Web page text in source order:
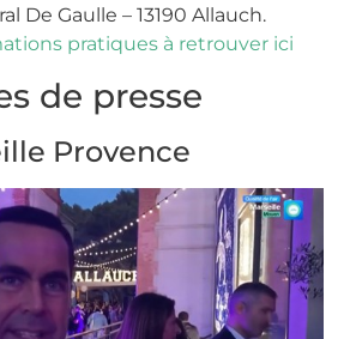
De Gaulle – 13190 Allauch.
pratiques à retrouver ici
de presse
Provence